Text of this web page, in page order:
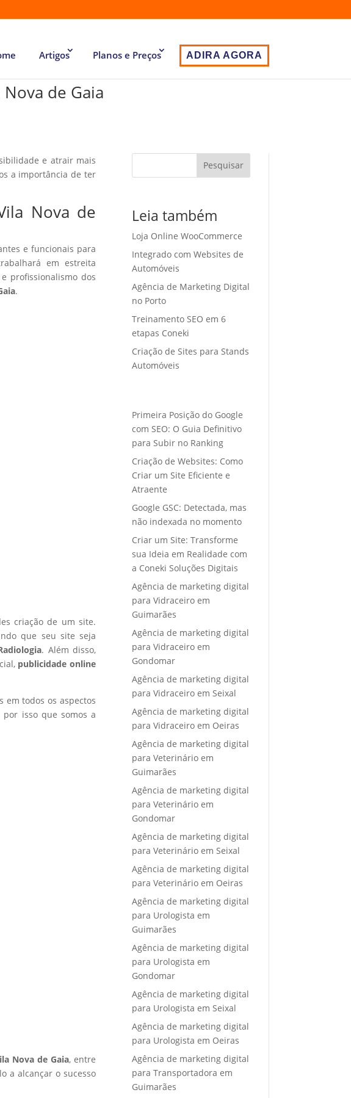
Artigos Planos e Preços ADIRA AGORA
de Gaia
e atrair mais
a importância de ter
Nova de
e funcionais para
em estreita
profissionalismo dos
.
criação de um site.
que seu site seja
. Além disso,
publicidade online
em todos os aspectos
isso que somos a
Nova de Gaia, entre
a alcançar o sucesso
Pesquisar
Leia também
Loja Online WooCommerce
Integrado com Websites de
Automóveis
Agência de Marketing Digital
no Porto
Treinamento SEO em 6
etapas Coneki
Criação de Sites para Stands
Automóveis
Primeira Posição do Google
com SEO: O Guia Definitivo
para Subir no Ranking
Criação de Websites: Como
Criar um Site Eficiente e
Atraente
Google GSC: Detectada, mas
não indexada no momento
Criar um Site: Transforme
sua Ideia em Realidade com
a Coneki Soluções Digitais
Agência de marketing digital
para Vidraceiro em
Guimarães
Agência de marketing digital
para Vidraceiro em
Gondomar
Agência de marketing digital
para Vidraceiro em Seixal
Agência de marketing digital
para Vidraceiro em Oeiras
Agência de marketing digital
para Veterinário em
Guimarães
Agência de marketing digital
para Veterinário em
Gondomar
Agência de marketing digital
para Veterinário em Seixal
Agência de marketing digital
para Veterinário em Oeiras
Agência de marketing digital
para Urologista em
Guimarães
Agência de marketing digital
para Urologista em
Gondomar
Agência de marketing digital
para Urologista em Seixal
Agência de marketing digital
para Urologista em Oeiras
Agência de marketing digital
para Transportadora em
Guimarães